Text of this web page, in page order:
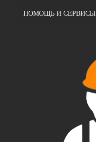
ПОМОЩЬ И СЕРВИСЫ